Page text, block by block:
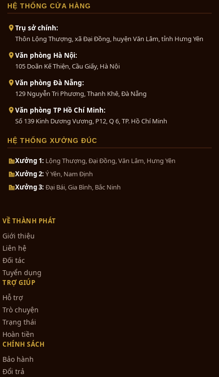
HỆ THỐNG CỬA HÀNG
Trụ sở chính:
Thôn Lộng Thượng, xã Đại Đồng, huyện Văn Lâm, tỉnh Hưng Yên
Văn phòng Hà Nội:
105 Doãn Kế Thiện, Cầu Giấy, Hà Nội
Văn phòng Đà Nẵng:
129 Nguyễn Tri Phương, Thanh Khê, Đà Nẵng
Văn phòng TP Hồ Chí Minh:
Số 139 Kinh Dương Vương, P12, Q 6, TP. Hồ Chí Minh
HỆ THỐNG XƯỞNG ĐÚC
Xưởng 1: Lộng Thượng, Đại Đồng, Văn Lâm, Hưng Yên
Xưởng 2: Ý Yên, Nam Định
Xưởng 3: Đại Bái, Gia Bình, Bắc Ninh
VỀ THÀNH PHÁT
Giới thiệu
Liên hệ
Đối tác
Tuyển dụng
TRỢ GIÚP
Hỗ trợ
Trò chuyện
Trạng thái
Hoàn tiền
CHÍNH SÁCH
Bảo hành
Đổi trả